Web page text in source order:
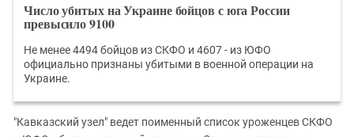
Число убитых на Украине бойцов с юга России
превысило 9100
Не менее 4494 бойцов из СКФО и 4607 - из ЮФО
официально признаны убитыми в военной операции на
Украине.
"Кавказский узел" ведет поименный список уроженцев СКФО